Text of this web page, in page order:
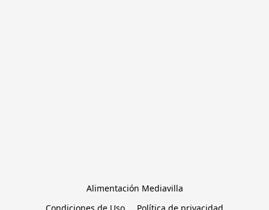
Alimentación Mediavilla